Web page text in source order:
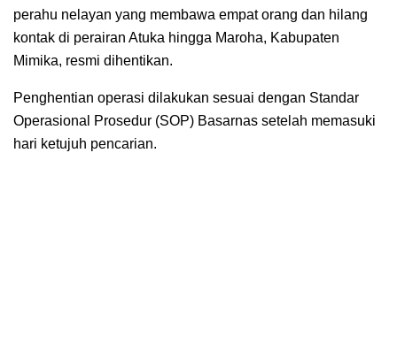
perahu nelayan yang membawa empat orang dan hilang
kontak di perairan Atuka hingga Maroha, Kabupaten
Mimika, resmi dihentikan.
Penghentian operasi dilakukan sesuai dengan Standar
Operasional Prosedur (SOP) Basarnas setelah memasuki
hari ketujuh pencarian.